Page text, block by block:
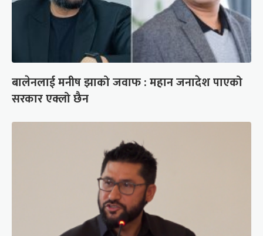
बालेनलाई मनीष झाको जवाफ : महान जनादेश पाएको
सरकार एक्लो छैन